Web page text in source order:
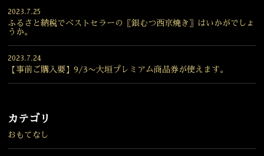
2023.7.25
ふるさと納税でベストセラーの〖銀むつ西京焼き〗はいかがでしょ
うか。
2023.7.24
【事前ご購入要】9/3〜大垣プレミアム商品券が使えます。
カテゴリ
おもてなし